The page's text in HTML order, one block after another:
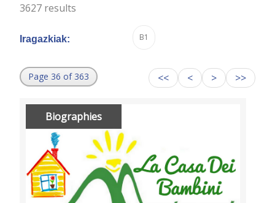
3627 results
Iragazkiak: B1
Page 36 of 363 << < > >>
Biographies